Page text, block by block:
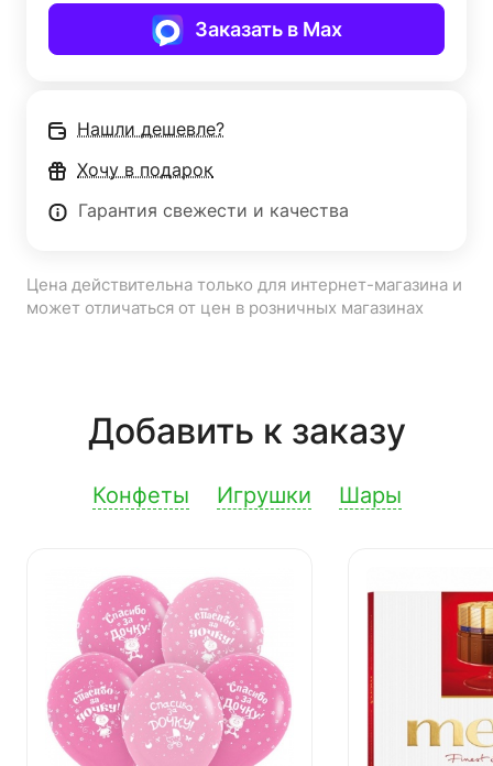
Заказать в Max
Нашли дешевле?
Хочу в подарок
Гарантия свежести и качества
Цена действительна только для интернет-магазина и
может отличаться от цен в розничных магазинах
Добавить к заказу
Конфеты Игрушки Шары